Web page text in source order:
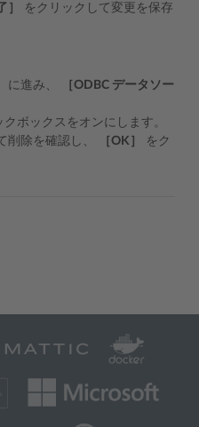
］
をクリックして変更を保存
に進み、
［ODBC データソー
ボックスをオンにします。
削除を確認し、 ［OK］
をク